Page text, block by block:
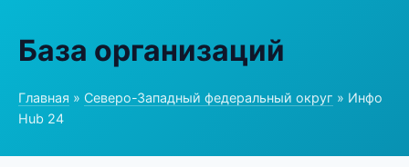
База организаций
Главная » Северо-Западный федеральный округ » Инфо
Hub 24